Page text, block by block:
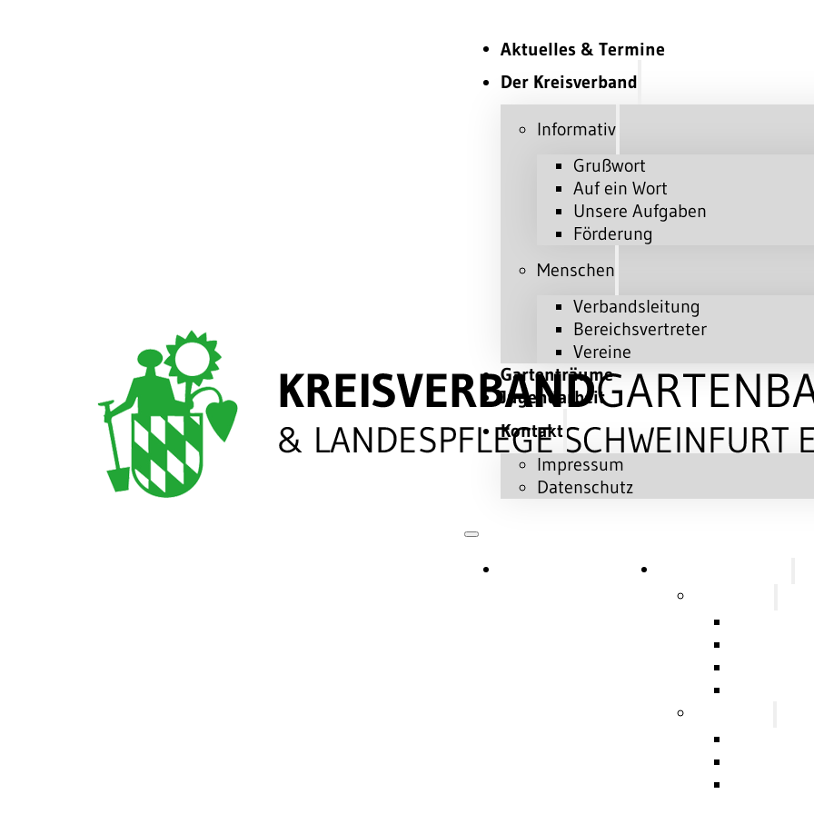
Aktuelles & Termine
Der Kreisverband
Informativ
Grußwort
Auf ein Wort
Unsere Aufgaben
Förderung
Menschen
Verbandsleitung
Bereichsvertreter
Vereine
Gartenträume
Jugendarbeit
Kontakt
Impressum
Datenschutz
Aktuelles & Termine